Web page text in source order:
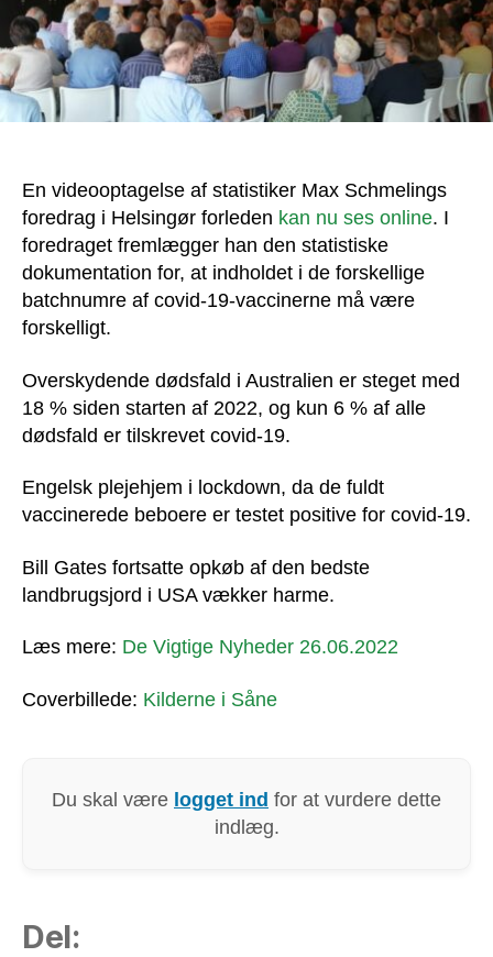
online
En videooptagelse af statistiker Max Schmelings
foredrag i Helsingør forleden kan nu ses online. I
foredraget fremlægger han den statistiske
dokumentation for, at indholdet i de forskellige
batchnumre af covid-19-vaccinerne må være
forskelligt.
Overskydende dødsfald i Australien er steget med
18 % siden starten af 2022, og kun 6 % af alle
dødsfald er tilskrevet covid-19.
Engelsk plejehjem i lockdown, da de fuldt
vaccinerede beboere er testet positive for covid-19.
Bill Gates fortsatte opkøb af den bedste
landbrugsjord i USA vækker harme.
Læs mere: De Vigtige Nyheder 26.06.2022
Coverbillede: Kilderne i Såne
Du skal være logget ind for at vurdere dette
indlæg.
Del: